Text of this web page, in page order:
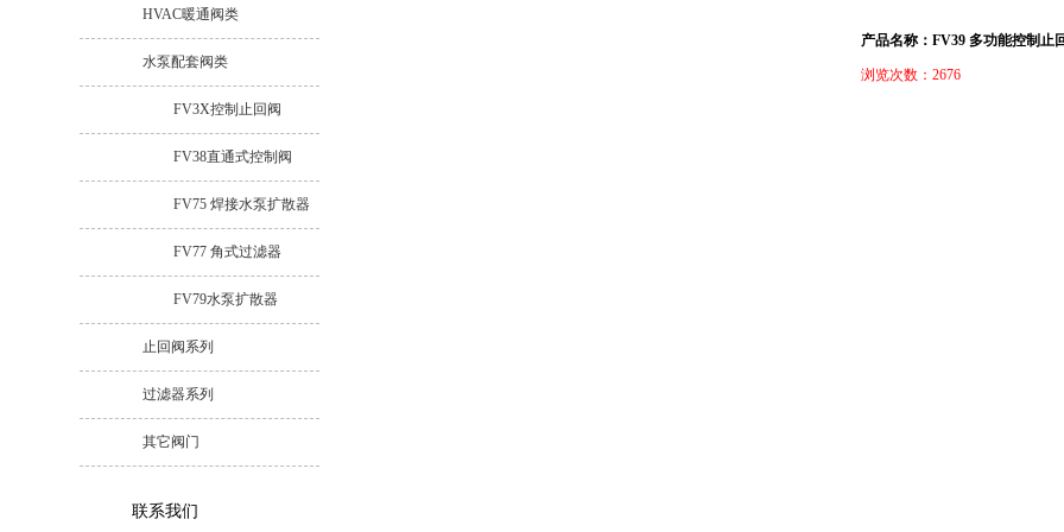
HVAC暖通阀类
水泵配套阀类
FV3X控制止回阀
FV38直通式控制阀
FV75 焊接水泵扩散器
FV77 角式过滤器
FV79水泵扩散器
止回阀系列
过滤器系列
其它阀门
联系我们
产品名称：FV39 多功能控制止
浏览次数：2676